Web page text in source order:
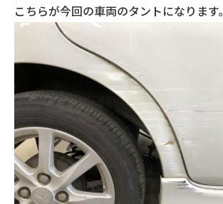
こちらが今回の車両のタントになります。